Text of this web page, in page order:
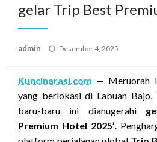
gelar Trip Best
admin
Posted
Desember 4, 2025
Kuncinarasi.com — Meruorah
yang berlokasi di Labuan Bajo,
baru-baru ini dianugerahi
Premium Hotel 2025’.